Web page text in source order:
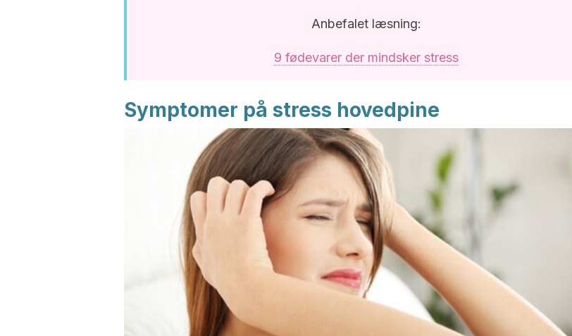
Anbefalet læsning:
9 fødevarer der mindsker stress
Symptomer på stress hovedpine